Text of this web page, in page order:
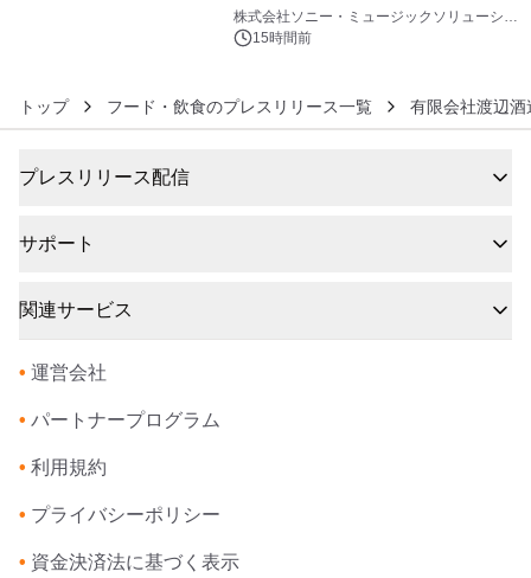
株式会社ソニー・ミュージックソリューショ
ンズ15時間前
トップ フード・飲食のプレスリリース一覧 有限会社渡辺酒
プレスリリース配信
サポート
関連サービス
• 運営会社
• パートナープログラム
• 利用規約
• プライバシーポリシー
• 資金決済法に基づく表示